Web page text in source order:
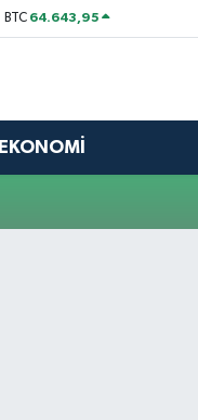
BTC 64.643,95
EKONOMİ